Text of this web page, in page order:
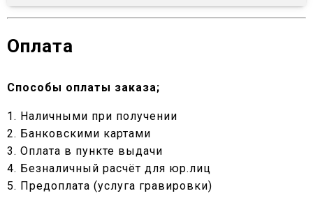
Оплата
Способы оплаты заказа;
1. Наличными при получении
2. Банковскими картами
3. Оплата в пункте выдачи
4. Безналичный расчёт для юр.лиц
5. Предоплата (услуга гравировки)